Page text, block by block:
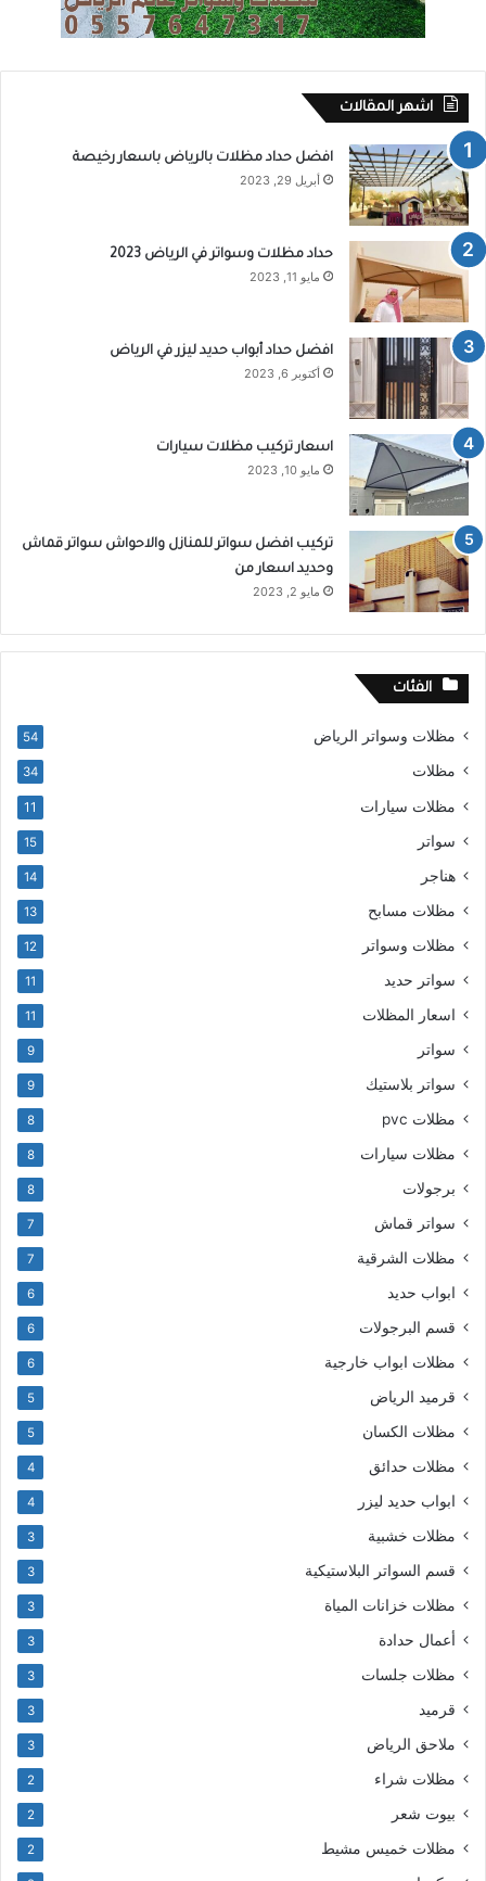
اشهر المقالات
افضل حداد مظلات بالرياض باسعار رخيصة
أبريل 29, 2023
حداد مظلات وسواتر في الرياض 2023
مايو 11, 2023
افضل حداد أبواب حديد ليزر في الرياض
أكتوبر 6, 2023
اسعار تركيب مظلات سيارات
مايو 10, 2023
تركيب افضل سواتر للمنازل والاحواش سواتر قماش
وحديد اسعار من
مايو 2, 2023
الفئات
مظلات وسواتر الرياض 54
مظلات 34
مظلات سيارات 11
سواتر 15
هناجر 14
مظلات مسابح 13
مظلات وسواتر 12
سواتر حديد 11
اسعار المظلات 11
سواتر 9
سواتر بلاستيك 9
مظلات pvc 8
مظلات سيارات 8
برجولات 8
سواتر قماش 7
مظلات الشرقية 7
ابواب حديد 6
قسم البرجولات 6
مظلات ابواب خارجية 6
قرميد الرياض 5
مظلات الكسان 5
مظلات حدائق 4
ابواب حديد ليزر 4
مظلات خشبية 3
قسم السواتر البلاستيكية 3
مظلات خزانات المياة 3
أعمال حدادة 3
مظلات جلسات 3
قرميد 3
ملاحق الرياض 3
مظلات شراء 2
بيوت شعر 2
مظلات خميس مشيط 2